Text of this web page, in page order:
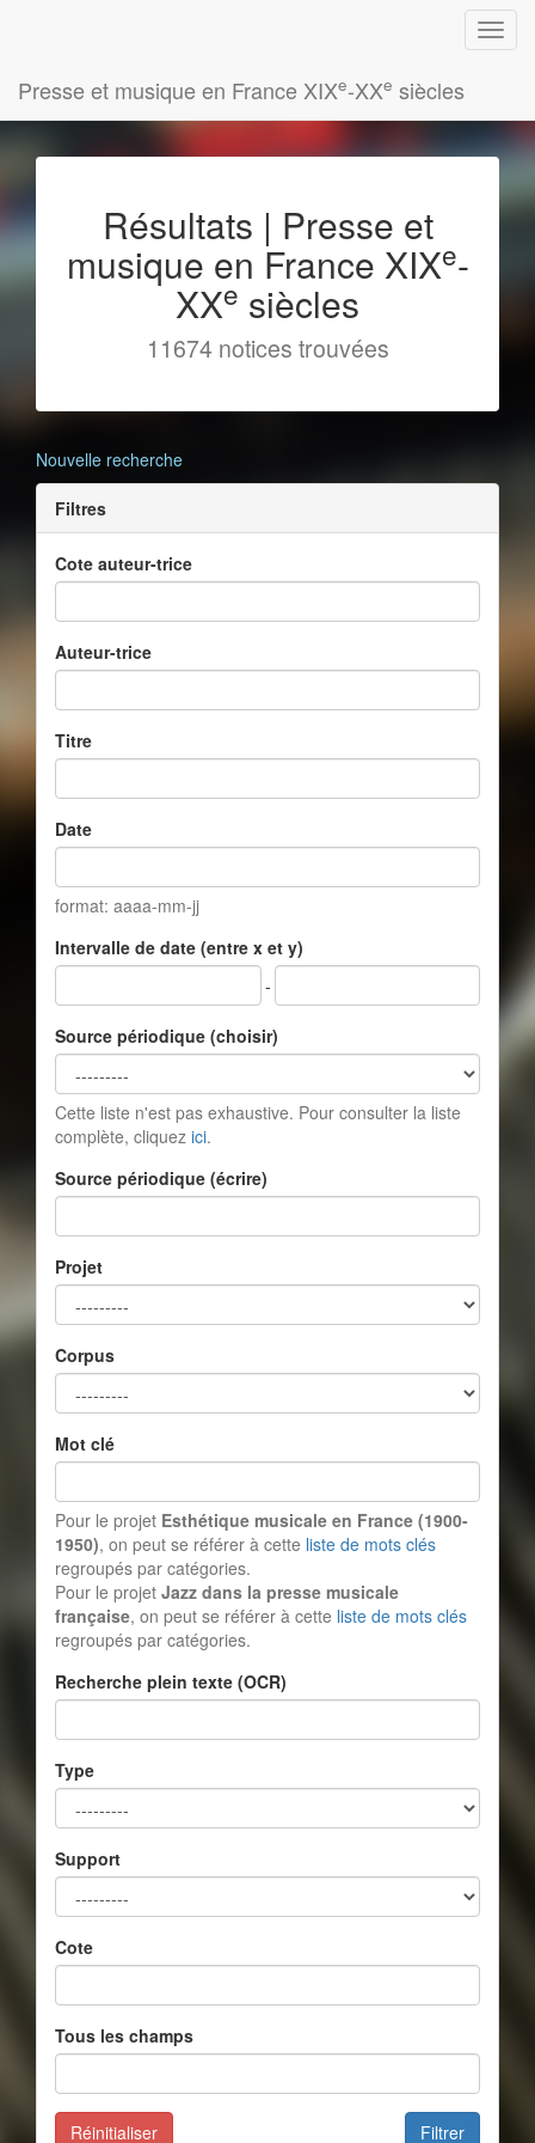
Presse et musique en France XIXe-XXe siècles
Résultats | Presse et
musique en France XIXe-
XXe siècles
11674 notices trouvées
Nouvelle recherche
Filtres
Cote auteur-trice
Auteur-trice
Titre
Date
format: aaaa-mm-jj
Intervalle de date (entre x et y)
-
Source périodique (choisir)
Cette liste n'est pas exhaustive. Pour consulter la liste
complète, cliquez ici.
Source périodique (écrire)
Projet
Corpus
Mot clé
Pour le projet Esthétique musicale en France (1900-
1950), on peut se référer à cette liste de mots clés
regroupés par catégories.
Pour le projet Jazz dans la presse musicale
française, on peut se référer à cette liste de mots clés
regroupés par catégories.
Recherche plein texte (OCR)
Type
Support
Cote
Tous les champs
Filtrer
Réinitialiser